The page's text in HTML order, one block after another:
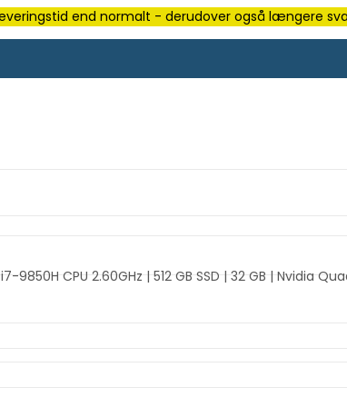
end normalt - derudover også længere
9850H CPU 2.60GHz | 512 GB SSD | 32 GB | Nvidia